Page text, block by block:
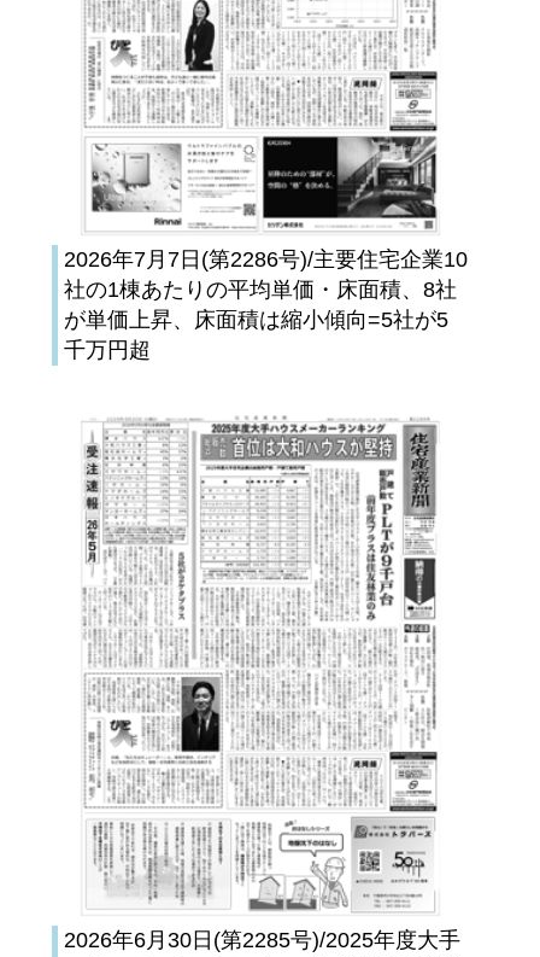
2026年7月7日(第2286号)/主要住宅企業10
社の1棟あたりの平均単価・床面積、8社
が単価上昇、床面積は縮小傾向=5社が5
千万円超
2026年6月30日(第2285号)/2025年度大手